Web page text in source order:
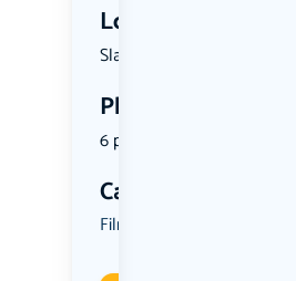
Locatie
Slachtstra...
Plekken
6 plekken beschikbaar
Categorie
Film